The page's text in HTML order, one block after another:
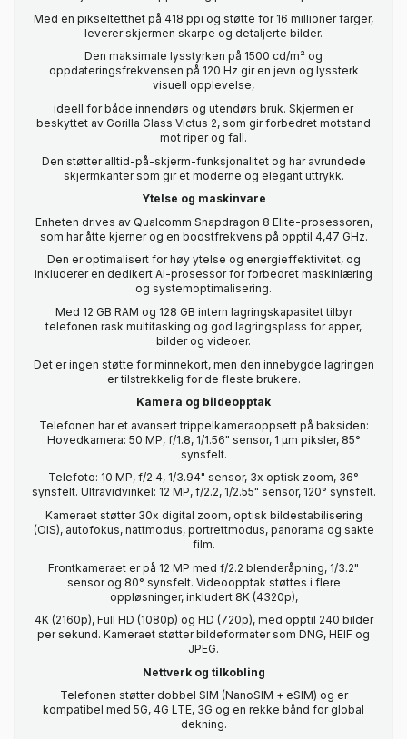
Med en pikseltetthet på 418 ppi og støtte for 16 millioner farger,
leverer skjermen skarpe og detaljerte bilder.
Den maksimale lysstyrken på 1500 cd/m² og
oppdateringsfrekvensen på 120 Hz gir en jevn og lyssterk
visuell opplevelse,
ideell for både innendørs og utendørs bruk. Skjermen er
beskyttet av Gorilla Glass Victus 2, som gir forbedret motstand
mot riper og fall.
Den støtter alltid-på-skjerm-funksjonalitet og har avrundede
skjermkanter som gir et moderne og elegant uttrykk.
Ytelse og maskinvare
Enheten drives av Qualcomm Snapdragon 8 Elite-prosessoren,
som har åtte kjerner og en boostfrekvens på opptil 4,47 GHz.
Den er optimalisert for høy ytelse og energieffektivitet, og
inkluderer en dedikert AI-prosessor for forbedret maskinlæring
og systemoptimalisering.
Med 12 GB RAM og 128 GB intern lagringskapasitet tilbyr
telefonen rask multitasking og god lagringsplass for apper,
bilder og videoer.
Det er ingen støtte for minnekort, men den innebygde lagringen
er tilstrekkelig for de fleste brukere.
Kamera og bildeopptak
Telefonen har et avansert trippelkameraoppsett på baksiden:
Hovedkamera: 50 MP, f/1.8, 1/1.56" sensor, 1 µm piksler, 85°
synsfelt.
Telefoto: 10 MP, f/2.4, 1/3.94" sensor, 3x optisk zoom, 36°
synsfelt. Ultravidvinkel: 12 MP, f/2.2, 1/2.55" sensor, 120° synsfelt.
Kameraet støtter 30x digital zoom, optisk bildestabilisering
(OIS), autofokus, nattmodus, portrettmodus, panorama og sakte
film.
Frontkameraet er på 12 MP med f/2.2 blenderåpning, 1/3.2"
sensor og 80° synsfelt. Videoopptak støttes i flere
oppløsninger, inkludert 8K (4320p),
4K (2160p), Full HD (1080p) og HD (720p), med opptil 240 bilder
per sekund. Kameraet støtter bildeformater som DNG, HEIF og
JPEG.
Nettverk og tilkobling
Telefonen støtter dobbel SIM (NanoSIM + eSIM) og er
kompatibel med 5G, 4G LTE, 3G og en rekke bånd for global
dekning.